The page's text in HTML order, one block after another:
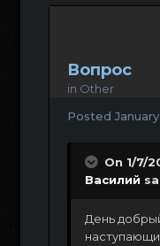
Вопрос
in Other
Posted
On 1/7/
Василий
День